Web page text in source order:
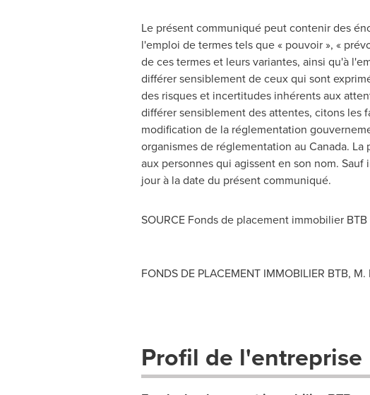
Le présent communiqué peut contenir des
l'emploi de termes tels que « pouvoir », «
de ces termes et leurs variantes, ainsi qu'à
différer sensiblement de ceux qui sont
des risques et incertitudes inhérents aux
différer sensiblement des attentes, citons les
modification de la réglementation
organismes de réglementation au Canada. La
aux personnes qui agissent en son nom.
jour à la date du présent communiqué.
SOURCE Fonds de placement immobilier BTB
FONDS DE PLACEMENT IMMOBILIER BTB,
Profil de l'entreprise